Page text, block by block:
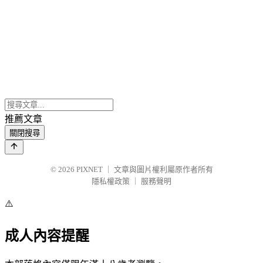
推薦文章
關閉搜尋
© 2026 PIXNET
文章與圖片權利屬原作者所有
隱私權政策
服務聲明
⚠️
成人內容提醒